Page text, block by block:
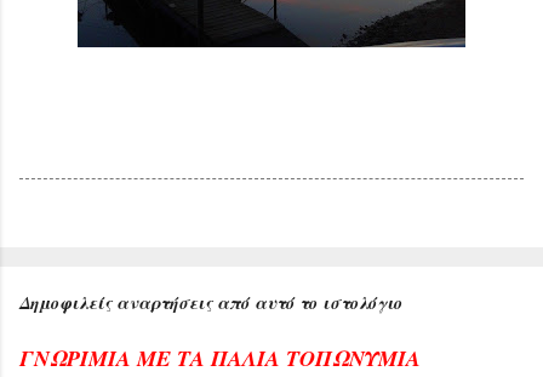
Δημοφιλείς αναρτήσεις από αυτό το ιστολόγιο
ΓΝΩΡΙΜΙΑ ΜΕ ΤΑ ΠΑΛΙΑ ΤΟΠΩΝΥΜΙΑ